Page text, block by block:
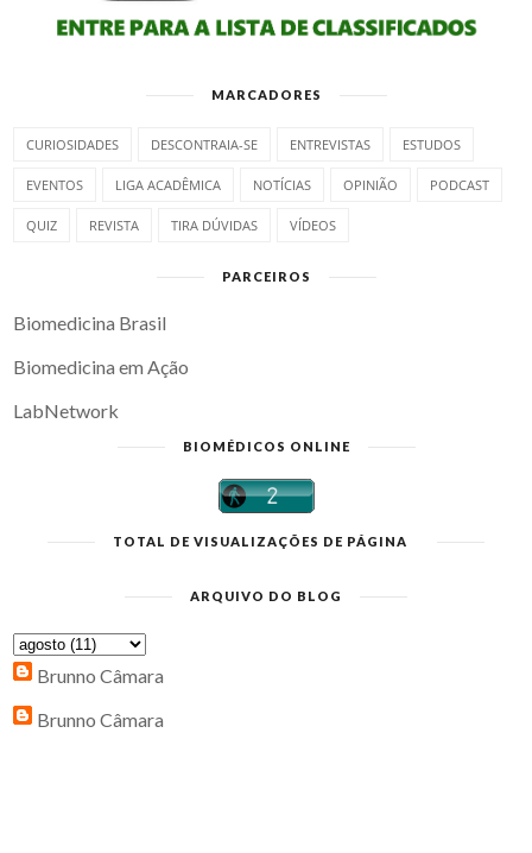
MARCADORES
CURIOSIDADES DESCONTRAIA-SE ENTREVISTAS ESTUDOS
EVENTOS LIGA ACADÊMICA NOTÍCIAS OPINIÃO PODCAST
QUIZ REVISTA TIRA DÚVIDAS VÍDEOS
PARCEIROS
Biomedicina Brasil
Biomedicina em Ação
LabNetwork
BIOMÉDICOS ONLINE
TOTAL DE VISUALIZAÇÕES DE PÁGINA
ARQUIVO DO BLOG
Brunno Câmara
Brunno Câmara